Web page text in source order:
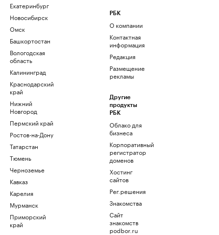
Екатеринбург
Новосибирск
Омск
Башкортостан
Вологодская
область
Калининград
Краснодарский
край
Нижний
Новгород
Пермский край
Ростов-на-Дону
Татарстан
Тюмень
Черноземье
Кавказ
Карелия
Мурманск
Приморский
край
РБК
О компании
Контактная
информация
Редакция
Размещение
рекламы
Другие
продукты
РБК
Облако для
бизнеса
Корпоративный
регистратор
доменов
Хостинг
сайтов
Рег.решения
Знакомства
Сайт
знакомств
podbor.ru